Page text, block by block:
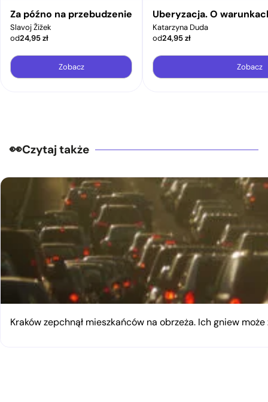
Za późno na przebudzenie
Slavoj Žižek
od24,95zł
Zobacz
Uberyzacja. O
Katarzyna Duda
od24,95zł
Zobacz
Czytaj także
Kraków zepchnął mieszkańców na obrzeża. Ich gniew